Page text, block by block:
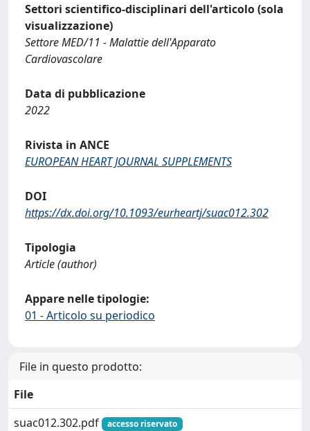
Settori scientifico-disciplinari dell'articolo (sola
visualizzazione)
Settore MED/11 - Malattie dell'Apparato
Cardiovascolare
Data di pubblicazione
2022
Rivista in ANCE
EUROPEAN HEART JOURNAL SUPPLEMENTS
DOI
https://dx.doi.org/10.1093/eurheartj/suac012.302
Tipologia
Article (author)
Appare nelle tipologie:
01 - Articolo su periodico
File in questo prodotto:
File
suac012.302.pdf
accesso riservato